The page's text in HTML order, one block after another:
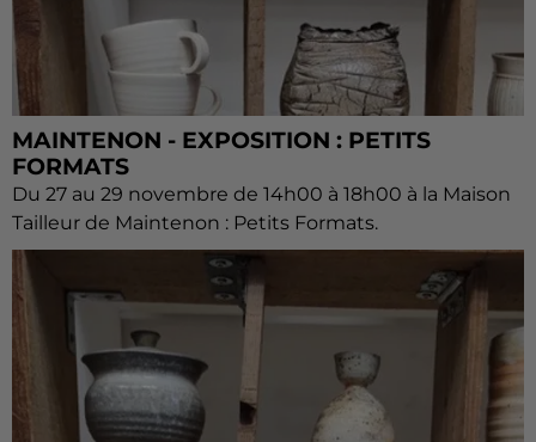
MAINTENON - EXPOSITION : PETITS
FORMATS
Du 27 au 29 novembre de 14h00 à 18h00 à la Maison
Tailleur de Maintenon : Petits Formats.